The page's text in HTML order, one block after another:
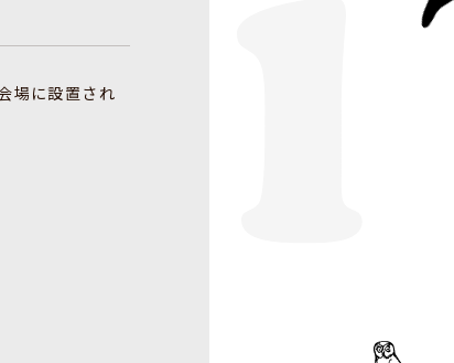
場に設置され